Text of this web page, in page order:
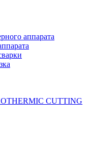
аппарата
CUTTING